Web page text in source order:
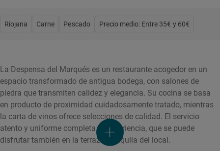
Riojana Carne Pescado Precio medio: Entre 35€ y 60€
La Despensa del Marqués es un restaurante acogedor en un
espacio transformado de antigua bodega, con salones de
piedra que transmiten calidez y elegancia. Su cocina se basa
en producto de proximidad cuidadosamente tratado, mientras
la carta de vinos ofrece selecciones de calidad. El servicio
atento y uniforme completa la experiencia, que se puede
disfrutar también en la terraza tranquila del local.